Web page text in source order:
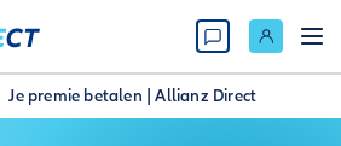
Je premie betalen | Allianz Direct